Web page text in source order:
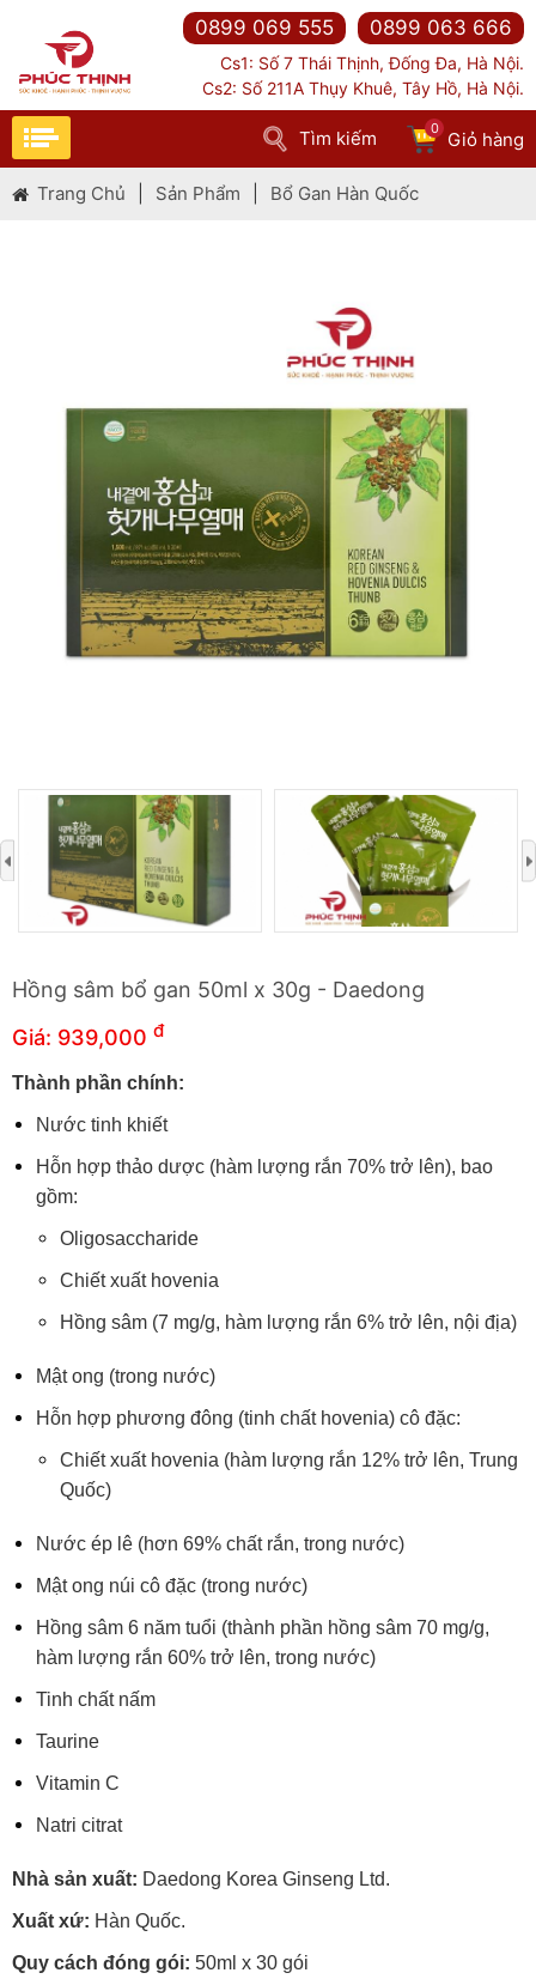
Cs1: Số 7 Thái Thịnh, Đống Đa, Hà Nội.
Cs2: Số 211A Thụy Khuê, Tây Hồ, Hà Nội.
Giỏ hàng
0
Tìm kiếm
0899 069 555 0899 063 666
Trang Chủ Sản Phẩm Bổ Gan Hàn Quốc
›
Hồng sâm bổ gan 50ml x 30g - Daedong
Giá: 939,000 đ
Thành phần chính:
Nước tinh khiết
Hỗn hợp thảo dược (hàm lượng rắn 70% trở lên), bao
gồm:
Oligosaccharide
Chiết xuất hovenia
Hồng sâm (7 mg/g, hàm lượng rắn 6% trở lên, nội địa)
Mật ong (trong nước)
Hỗn hợp phương đông (tinh chất hovenia) cô đặc:
Chiết xuất hovenia (hàm lượng rắn 12% trở lên, Trung
Quốc)
Nước ép lê (hơn 69% chất rắn, trong nước)
Mật ong núi cô đặc (trong nước)
Hồng sâm 6 năm tuổi (thành phần hồng sâm 70 mg/g,
hàm lượng rắn 60% trở lên, trong nước)
Tinh chất nấm
Taurine
Vitamin C
Natri citrat
Nhà sản xuất: Daedong Korea Ginseng Ltd.
Xuất xứ: Hàn Quốc.
Quy cách đóng gói: 50ml x 30 gói
Thành phần chính:
Nước tinh khiết
gồm:
Hồng sâm (7 mg/g, hàm lượng rắn 6% trở lên, nội
Mật ong (trong nước)
Hỗn hợp phương đông (tinh chất hovenia) cô đặc:
Chiết xuất hovenia (hàm lượng rắn 12% trở lên,
Trung Quốc)
Nước ép lê (hơn 69% chất rắn, trong nước)
Mật ong núi cô đặc (trong nước)
Hồng sâm 6 năm tuổi (thành phần hồng sâm 70 mg/g,
Vitamin C
Natri citrat
Nhà sản xuất:Daedong Korea Ginseng Ltd.
Quy cách đóng gói: 50ml x 30 gói